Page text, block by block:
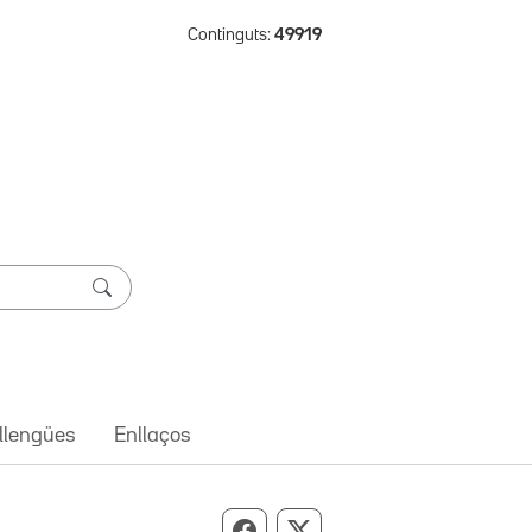
Continguts: 49919
Enllaços